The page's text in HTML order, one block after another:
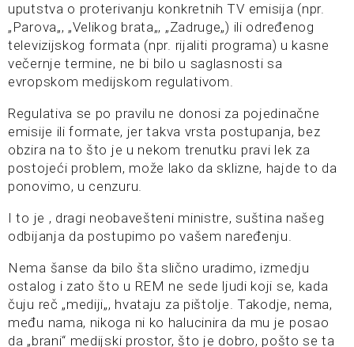
uputstva o proterivanju konkretnih TV emisija (npr.
„Parova„, „Velikog brata„, „Zadruge„) ili određenog
televizijskog formata (npr. rijaliti programa) u kasne
večernje termine, ne bi bilo u saglasnosti sa
evropskom medijskom regulativom.
Regulativa se po pravilu ne donosi za pojedinačne
emisije ili formate, jer takva vrsta postupanja, bez
obzira na to što je u nekom trenutku pravi lek za
postojeći problem, može lako da sklizne, hajde to da
ponovimo, u cenzuru.
I to je , dragi neobavešteni ministre, suština našeg
odbijanja da postupimo po vašem naređenju.
Nema šanse da bilo šta slično uradimo, izmedju
ostalog i zato što u REM ne sede ljudi koji se, kada
čuju reč „mediji„, hvataju za pištolje. Takodje, nema,
među nama, nikoga ni ko halucinira da mu je posao
da „brani“ medijski prostor, što je dobro, pošto se ta